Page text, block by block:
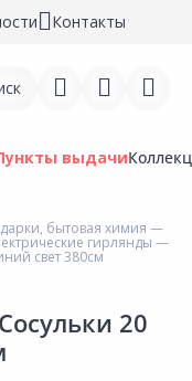
Контакты
выдачи
бытовая химия —
гирлянды —
свет 380см
20